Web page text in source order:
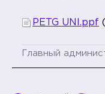
PETG UNI.ppf
Главный